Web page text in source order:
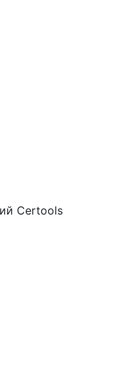
Certools